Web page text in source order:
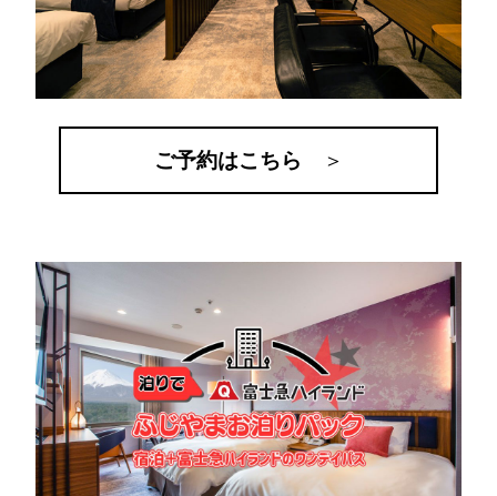
ご予約はこちら ＞